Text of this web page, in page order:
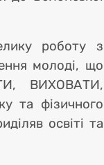
роботу з
молоді, що
ВИХОВАТИ,
та фізичного
освіті та